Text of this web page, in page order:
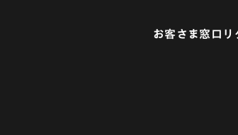
お客さま窓口 リ